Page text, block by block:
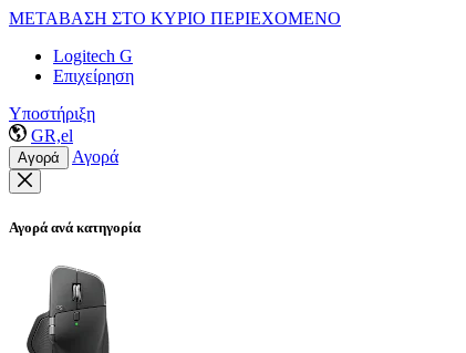
ΜΕΤΑΒΑΣΗ ΣΤΟ ΚΥΡΙΟ ΠΕΡΙΕΧΟΜΕΝΟ
Logitech G
Επιχείρηση
Υποστήριξη
GR,el
Αγορά Αγορά
Αγορά ανά κατηγορία